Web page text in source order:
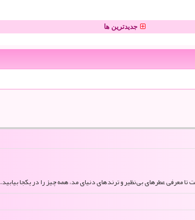
جدیدترین ها
معرفی عطرهای بی‌نظیر و ترندهای دنیای مد، همه چیز را در یکجا بیابید.